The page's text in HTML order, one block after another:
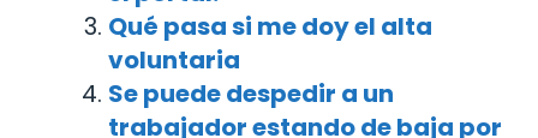
Qué pasa si me doy el alta
voluntaria
Se puede despedir a un
trabajador estando de baja por